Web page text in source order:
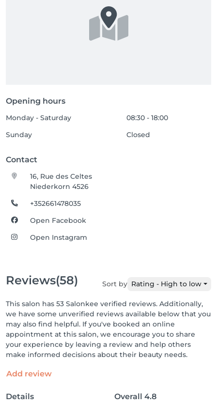
Opening hours
Monday - Saturday
08:30 - 18:00
Sunday
Closed
Contact
16, Rue des Celtes
Niederkorn 4526
+352661478035
Open Facebook
Open Instagram
Reviews(58) Sort by Rating - High to low
This salon has 53 Salonkee verified reviews. Additionally,
we have some unverified reviews available below that you
may also find helpful. If you've booked an online
appointment at this salon, we encourage you to share
your experience by leaving a review and help others
make informed decisions about their beauty needs.
Add review
Details Overall 4.8